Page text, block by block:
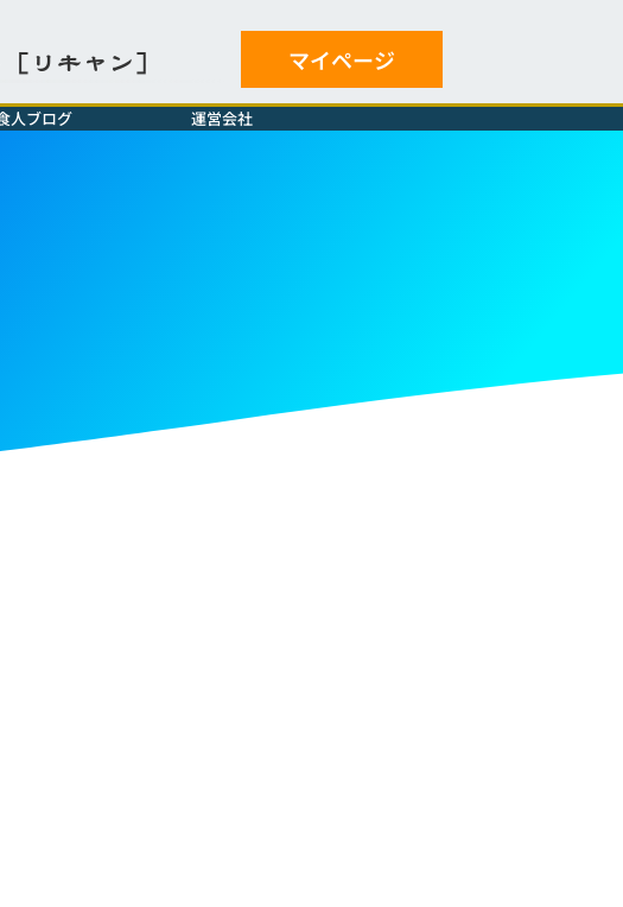
リキャン］ マイページ
人ブログ 運営会社